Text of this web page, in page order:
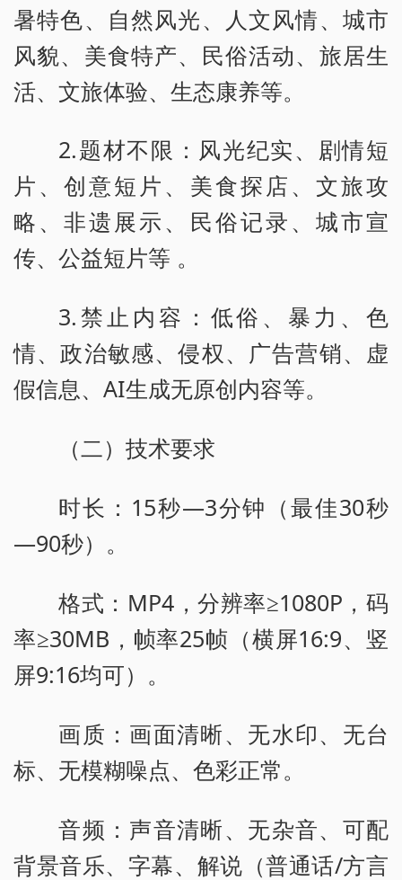
暑特色、自然风光、人文风情、城市
风貌、美食特产、民俗活动、旅居生
活、文旅体验、生态康养等。
2.题材不限：风光纪实、剧情短
片、创意短片、美食探店、文旅攻
略、非遗展示、民俗记录、城市宣
传、公益短片等 。
3.禁止内容：低俗、暴力、色
情、政治敏感、侵权、广告营销、虚
假信息、AI生成无原创内容等。
（二）技术要求
时长：15秒—3分钟（最佳30秒
—90秒）。
格式：MP4，分辨率≥1080P，码
率≥30MB，帧率25帧（横屏16:9、竖
屏9:16均可）。
画质：画面清晰、无水印、无台
标、无模糊噪点、色彩正常。
音频：声音清晰、无杂音、可配
背景音乐、字幕、解说（普通话/方言